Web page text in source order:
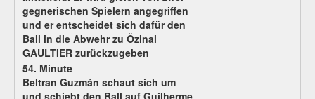
gegnerischen Spielern angegriffen
und er entscheidet sich dafür den
Ball in die Abwehr zu Özinal
GAULTIER zurückzugeben
54. Minute
Beltran Guzmán schaut sich um